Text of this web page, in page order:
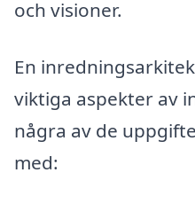
och visioner.
En
viktiga aspekter av
några av de
med: